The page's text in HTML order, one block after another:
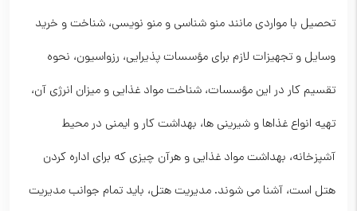
تحصیل با مواردی مانند منو شناسی و منو نویسی، شناخت و خرید
وسایل و تجهیزات لازم برای مؤسسات پذیرایی، رزواسیون، نحوه
تقسیم کار در این مؤسسات، شناخت مواد غذایی و میزان انرژی آن،
تهیه انواع غذاها و شیرینی ها، بهداشت کار و ایمنی در محیط
آشپزخانه، بهداشت مواد غذایی و هرآن چیزی که برای اداره کردن
هتل است، آشنا می شوند. مدیریت هتل، باید تمام جوانب مدیریت